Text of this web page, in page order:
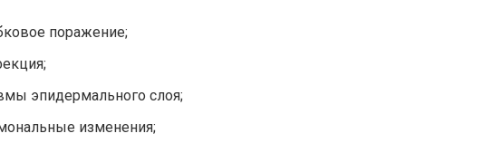
поражение;
эпидермального слоя;
изменения;